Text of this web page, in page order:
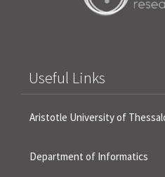
Useful Links
Aristotle University of
Department of Informatics